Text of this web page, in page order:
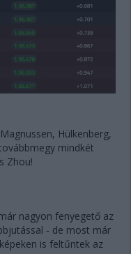
Hülkenberg,
mindkét
Zhou!
nagyon fenyegető az
- de most már
is feltűntek az